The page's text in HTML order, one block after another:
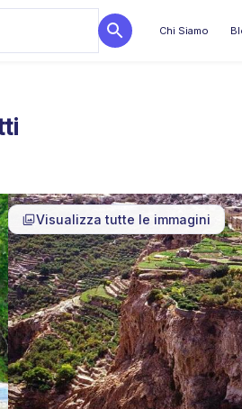
Chi Siamo
Visualizza tutte le immagini